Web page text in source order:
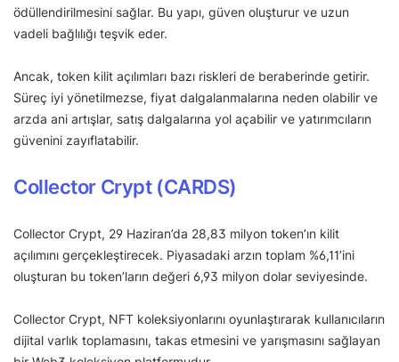
ödüllendirilmesini sağlar. Bu yapı, güven oluşturur ve uzun
vadeli bağlılığı teşvik eder.
Ancak, token kilit açılımları bazı riskleri de beraberinde getirir.
Süreç iyi yönetilmezse, fiyat dalgalanmalarına neden olabilir ve
arzda ani artışlar, satış dalgalarına yol açabilir ve yatırımcıların
güvenini zayıflatabilir.
Collector Crypt (CARDS)
Collector Crypt, 29 Haziran’da 28,83 milyon token’ın kilit
açılımını gerçekleştirecek. Piyasadaki arzın toplam %6,11’ini
oluşturan bu token’ların değeri 6,93 milyon dolar seviyesinde.
Collector Crypt, NFT koleksiyonlarını oyunlaştırarak kullanıcıların
dijital varlık toplamasını, takas etmesini ve yarışmasını sağlayan